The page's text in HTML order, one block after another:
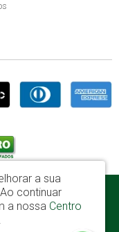
0001-65
- Salvador / BA - CEP:
a sua
Ao continuar
a nossa Centro
.